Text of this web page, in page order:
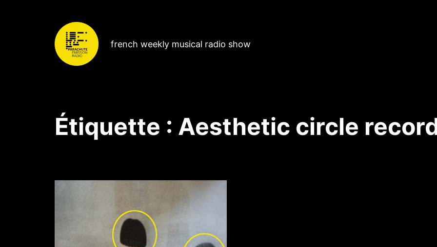
french weekly musical radio show
Étiquette : Aesthetic circle